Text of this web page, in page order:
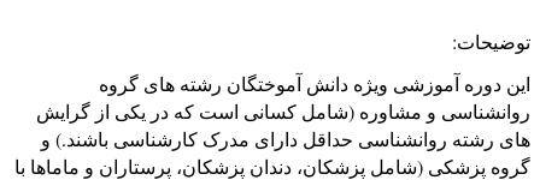
توضیحات:
این دوره آموزشی ویژه دانش آموختگان رشته های گروه
روانشناسی و مشاوره (شامل کسانی است که در یکی از گرایش
های رشته روانشناسی حداقل دارای مدرک کارشناسی باشند.) و
گروه پزشکی (شامل پزشکان، دندان پزشکان، پرستاران و ماماها با